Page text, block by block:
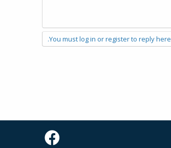
You must log in or register to reply here.